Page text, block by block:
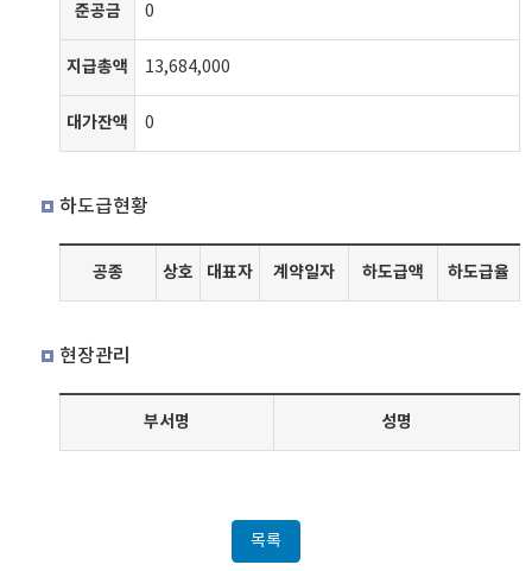
준공금 0
지급총액 13,684,000
대가잔액 0
하도급현황
공종 상호 대표자 계약일자 하도급액 하도급율
현장관리
부서명 성명
목록